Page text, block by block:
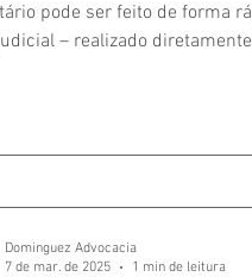
pode ser feito de forma
– realizado
Dominguez Advocacia
7 de mar. de 2025
1 min de leitura